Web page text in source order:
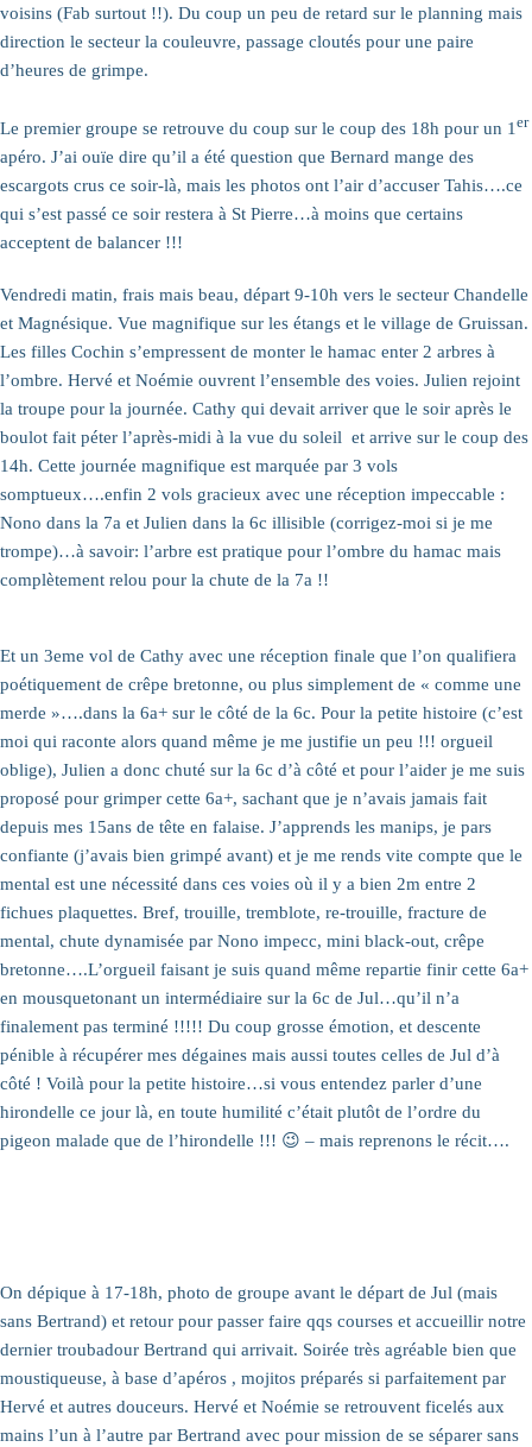
voisins (Fab surtout !!). Du coup un peu de retard sur le planning mais
direction le secteur la couleuvre, passage cloutés pour une paire
d’heures de grimpe.
Le premier groupe se retrouve du coup sur le coup des 18h pour un 1 er
apéro. J’ai ouïe dire qu’il a été question que Bernard mange des
escargots crus ce soir-là, mais les photos ont l’air d’accuser Tahis….ce
qui s’est passé ce soir restera à St Pierre…à moins que certains
acceptent de balancer !!!
Vendredi matin, frais mais beau, départ 9-10h vers le secteur Chandelle
et Magnésique. Vue magnifique sur les étangs et le village de Gruissan.
Les filles Cochin s’empressent de monter le hamac enter 2 arbres à
l’ombre. Hervé et Noémie ouvrent l’ensemble des voies. Julien rejoint
la troupe pour la journée. Cathy qui devait arriver que le soir après le
boulot fait péter l’après-midi à la vue du soleil et arrive sur le coup des
14h. Cette journée magnifique est marquée par 3 vols
somptueux….enfin 2 vols gracieux avec une réception impeccable :
Nono dans la 7a et Julien dans la 6c illisible (corrigez-moi si je me
trompe)…à savoir: l’arbre est pratique pour l’ombre du hamac mais
complètement relou pour la chute de la 7a !!
Et un 3eme vol de Cathy avec une réception finale que l’on qualifiera
poétiquement de crêpe bretonne, ou plus simplement de « comme une
merde »….dans la 6a+ sur le côté de la 6c. Pour la petite histoire (c’est
moi qui raconte alors quand même je me justifie un peu !!! orgueil
oblige), Julien a donc chuté sur la 6c d’à côté et pour l’aider je me suis
proposé pour grimper cette 6a+, sachant que je n’avais jamais fait
depuis mes 15ans de tête en falaise. J’apprends les manips, je pars
confiante (j’avais bien grimpé avant) et je me rends vite compte que le
mental est une nécessité dans ces voies où il y a bien 2m entre 2
fichues plaquettes. Bref, trouille, tremblote, re-trouille, fracture de
mental, chute dynamisée par Nono impecc, mini black-out, crêpe
bretonne….L’orgueil faisant je suis quand même repartie finir cette 6a+
en mousquetonant un intermédiaire sur la 6c de Jul…qu’il n’a
finalement pas terminé !!!!! Du coup grosse émotion, et descente
pénible à récupérer mes dégaines mais aussi toutes celles de Jul d’à
côté ! Voilà pour la petite histoire…si vous entendez parler d’une
hirondelle ce jour là, en toute humilité c’était plutôt de l’ordre du
pigeon malade que de l’hirondelle !!! 😉 – mais reprenons le récit….
On dépique à 17-18h, photo de groupe avant le départ de Jul (mais
sans Bertrand) et retour pour passer faire qqs courses et accueillir notre
dernier troubadour Bertrand qui arrivait. Soirée très agréable bien que
moustiqueuse, à base d’apéros , mojitos préparés si parfaitement par
Hervé et autres douceurs. Hervé et Noémie se retrouvent ficelés aux
mains l’un à l’autre par Bertrand avec pour mission de se séparer sans